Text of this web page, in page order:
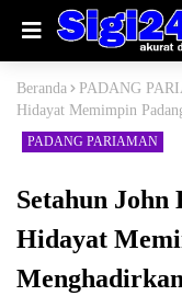
Beranda PADANG
Hidayat Memimpin
PADANG PARIAMAN
Setahun John
Hidayat